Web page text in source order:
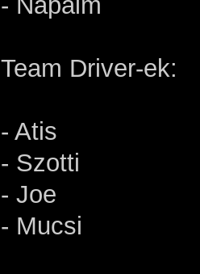
Team Driver-ek:
- Atis
- Szotti
- Joe
- Mucsi